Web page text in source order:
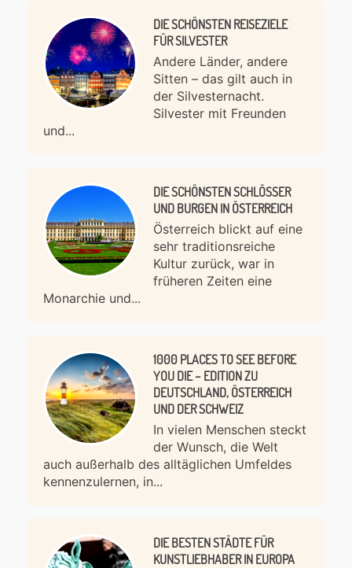
DIE SCHÖNSTEN REISEZIELE
FÜR SILVESTER
Andere Länder, andere
Sitten – das gilt auch in
der Silvesternacht.
Silvester mit Freunden
und...
DIE SCHÖNSTEN SCHLÖSSER
UND BURGEN IN ÖSTERREICH
Österreich blickt auf eine
sehr traditionsreiche
Kultur zurück, war in
früheren Zeiten eine
Monarchie und...
1000 PLACES TO SEE BEFORE
YOU DIE – EDITION ZU
DEUTSCHLAND, ÖSTERREICH
UND DER SCHWEIZ
In vielen Menschen steckt
der Wunsch, die Welt
auch außerhalb des alltäglichen Umfeldes
kennenzulernen, in...
DIE BESTEN STÄDTE FÜR
KUNSTLIEBHABER IN EUROPA